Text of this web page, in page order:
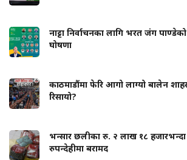
नाट्टा निर्वाचनका लागि भरत जंग
घोषणा
काठमाडौंमा फेरि आगो लाग्यो बालेन
रिसायो?
भन्सार छलीका रु. २ लाख १८
रुपन्देहीमा बरामद